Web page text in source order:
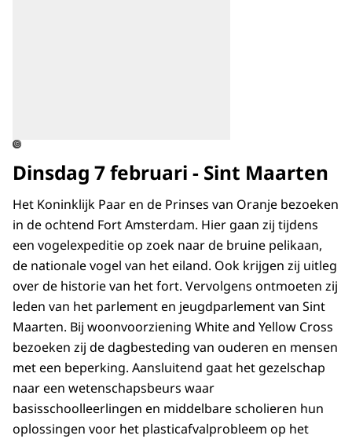
©
Dinsdag 7 februari - Sint Maarten
Het Koninklijk Paar en de Prinses van Oranje bezoeken
in de ochtend Fort Amsterdam. Hier gaan zij tijdens
een vogelexpeditie op zoek naar de bruine pelikaan,
de nationale vogel van het eiland. Ook krijgen zij uitleg
over de historie van het fort. Vervolgens ontmoeten zij
leden van het parlement en jeugdparlement van Sint
Maarten. Bij woonvoorziening White and Yellow Cross
bezoeken zij de dagbesteding van ouderen en mensen
met een beperking. Aansluitend gaat het gezelschap
naar een wetenschapsbeurs waar
basisschoolleerlingen en middelbare scholieren hun
oplossingen voor het plasticafvalprobleem op het